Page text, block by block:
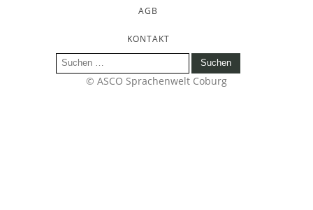
AGB
KONTAKT
Suchen
nach:
© ASCO Sprachenwelt Coburg